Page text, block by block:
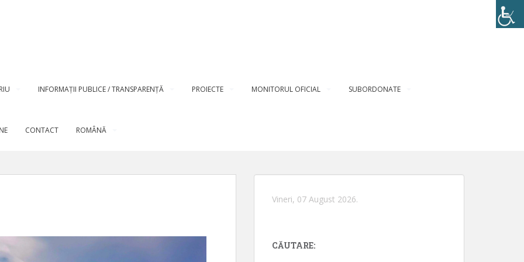
INFORMAȚII PUBLICE / TRANSPARENȚĂ PROIECTE MONITORUL OFICIAL SUBORDONATE
CONTACT ROMÂNĂ
Vineri, 07 August 2026.
CĂUTARE: